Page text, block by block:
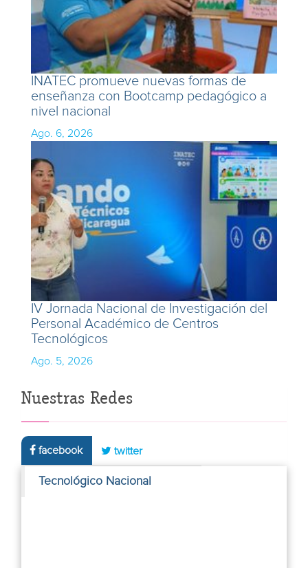
INATEC promueve nuevas formas de
enseñanza con Bootcamp pedagógico a
nivel nacional
Ago. 6, 2026
IV Jornada Nacional de Investigación del
Personal Académico de Centros
Tecnológicos
Ago. 5, 2026
Nuestras Redes
facebook twitter
Tecnológico Nacional